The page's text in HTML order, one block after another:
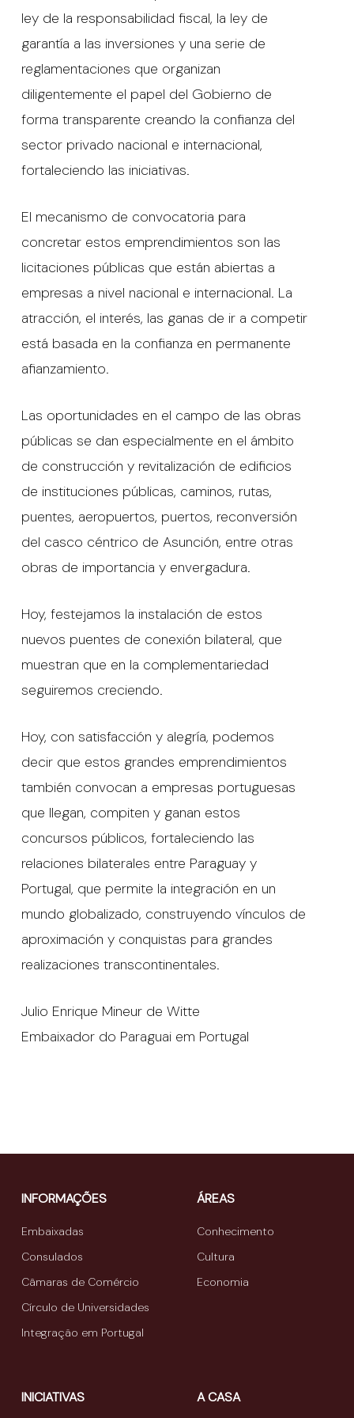
ley de la responsabilidad fiscal, la ley de
garantía a las inversiones y una serie de
reglamentaciones que organizan
diligentemente el papel del Gobierno de
forma transparente creando la confianza del
sector privado nacional e internacional,
fortaleciendo las iniciativas.
El mecanismo de convocatoria para
concretar estos emprendimientos son las
licitaciones públicas que están abiertas a
empresas a nivel nacional e internacional. La
atracción, el interés, las ganas de ir a competir
está basada en la confianza en permanente
afianzamiento.
Las oportunidades en el campo de las obras
públicas se dan especialmente en el ámbito
de construcción y revitalización de edificios
de instituciones públicas, caminos, rutas,
puentes, aeropuertos, puertos, reconversión
del casco céntrico de Asunción, entre otras
obras de importancia y envergadura.
Hoy, festejamos la instalación de estos
nuevos puentes de conexión bilateral, que
muestran que en la complementariedad
seguiremos creciendo.
Hoy, con satisfacción y alegría, podemos
decir que estos grandes emprendimientos
también convocan a empresas portuguesas
que llegan, compiten y ganan estos
concursos públicos, fortaleciendo las
relaciones bilaterales entre Paraguay y
Portugal, que permite la integración en un
mundo globalizado, construyendo vínculos de
aproximación y conquistas para grandes
realizaciones transcontinentales.
Julio Enrique Mineur de Witte
Embaixador do Paraguai em Portugal
INFORMAÇÕES
Embaixadas
Consulados
Câmaras de Comércio
Círculo de Universidades
Integração em Portugal
ÁREAS
Conhecimento
Cultura
Economia
INICIATIVAS A CASA